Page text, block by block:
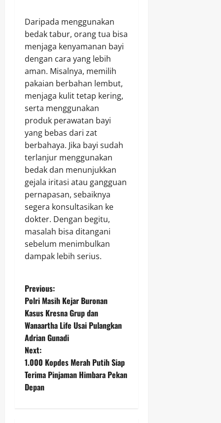
Daripada menggunakan
bedak tabur, orang tua bisa
menjaga kenyamanan bayi
dengan cara yang lebih
aman. Misalnya, memilih
pakaian berbahan lembut,
menjaga kulit tetap kering,
serta menggunakan
produk perawatan bayi
yang bebas dari zat
berbahaya. Jika bayi sudah
terlanjur menggunakan
bedak dan menunjukkan
gejala iritasi atau gangguan
pernapasan, sebaiknya
segera konsultasikan ke
dokter. Dengan begitu,
masalah bisa ditangani
sebelum menimbulkan
dampak lebih serius.
P
o
s
t
n
a
Previous:
Polri Masih Kejar Buronan
Kasus Kresna Grup dan
Wanaartha Life Usai Pulangkan
Adrian Gunadi
Next:
1.000 Kopdes Merah Putih Siap
Terima Pinjaman Himbara Pekan
Depan